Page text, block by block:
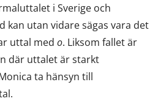
i Sverige och
kan utan vidare sägas vara det
uttal med o. Liksom fallet är
där uttalet är starkt
ta hänsyn till